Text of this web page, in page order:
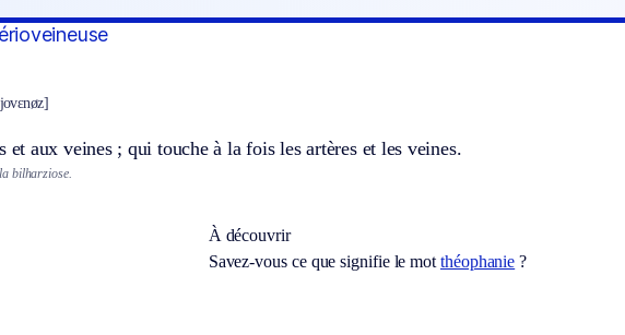
et aux veines ; qui touche à la fois les artères et les veines.
bilharziose.
À découvrir
Savez-vous ce que signifie le mot théophanie ?